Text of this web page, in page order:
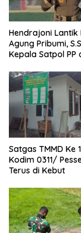
Hendrajoni Lantik
Agung Pribumi,
Kepala Satpol PP
Satgas TMMD Ke
Kodim 0311/
Terus di Kebut